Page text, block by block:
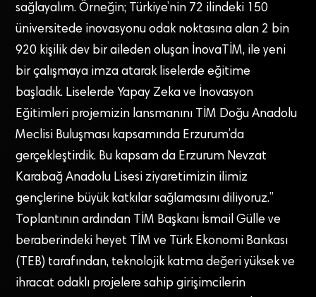
sağlayalım. Örneğin; Türkiye’nin 72 ilindeki 150
üniversitede inovasyonu odak noktasına alan 2 bin
920 kişilik dev bir aileden oluşan İnovaTİM, ile yeni
bir çalışmaya imza atarak liselerde eğitime
başladık. Liselerde Yapay Zeka ve İnovasyon
Eğitimleri projemizin lansmanını TİM Doğu Anadolu
Meclisi Buluşması kapsamında Erzurum’da
gerçekleştirdik. Bu kapsam da Erzurum Nevzat
Karabağ Anadolu Lisesi ziyaretimizin ilimiz
gençlerine büyük katkılar sağlamasını diliyoruz.”
Toplantının ardından TİM Başkanı İsmail Gülle ve
beraberindeki heyet TİM ve Türk Ekonomi Bankası
(TEB) tarafından, teknolojik katma değeri yüksek ve
ihracat odaklı projelere sahip girişimcilerin